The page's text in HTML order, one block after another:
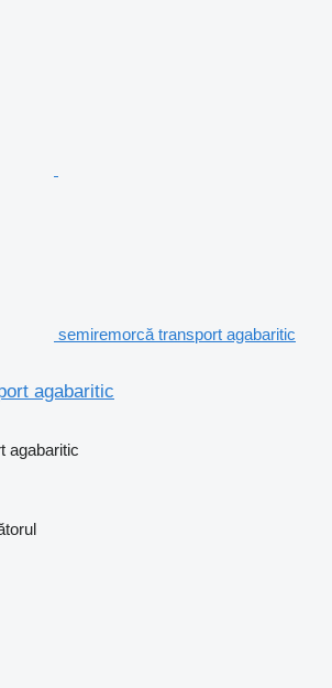
semiremorcă transport agabaritic
agabaritic
agabaritic